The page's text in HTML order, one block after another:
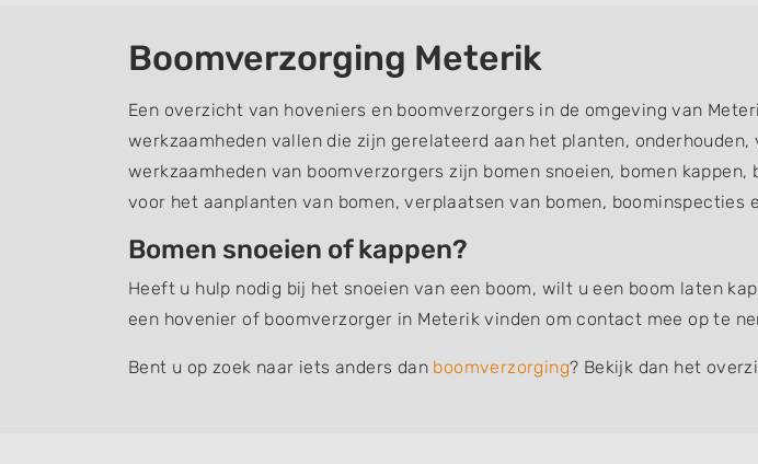
Boomverzorging Meterik
Een overzicht van hoveniers en boomverzorgers in de omgeving van
werkzaamheden vallen die zijn gerelateerd aan het planten,
werkzaamheden van boomverzorgers zijn bomen snoeien, bomen
voor het aanplanten van bomen, verplaatsen van bomen,
Bomen snoeien of kappen?
Heeft u hulp nodig bij het snoeien van een boom, wilt u een boom laten
een hovenier of boomverzorger in Meterik vinden om contact mee op te
Bent u op zoek naar iets anders dan boomverzorging? Bekijk dan het